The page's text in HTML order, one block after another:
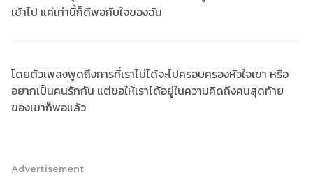
เข้าไป แค่เท่านี้ก็ดีพอกับใจของฉัน
โดยตัวเพลงพูดถึงการที่เราไม่ได้จะไปครอบครองหัวใจเขา หรือ
อยากเป็นคนรักกัน แต่ขอให้เราได้อยู่ในความคิดถึงคนสุดท้าย
ของเขาก็พอแล้ว
Advertisement